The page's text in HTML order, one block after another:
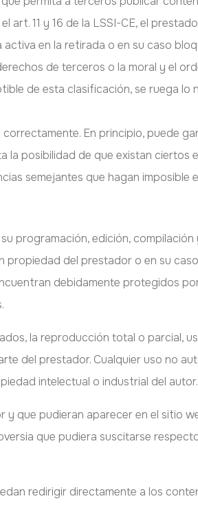
11 y 16 de la LSSI-CE, el
en la retirada o en su caso
de terceros o la moral y el
de esta clasificación, se ruega
En principio, puede
la posibilidad de que existan
semejantes que hagan imposible
programación, edición,
del prestador o en su
debidamente protegidos
la reproducción total o parcial,
del prestador. Cualquier uso no
intelectual o industrial del autor.
que pudieran aparecer en el sitio
que pudiera suscitarse
redirigir directamente a los